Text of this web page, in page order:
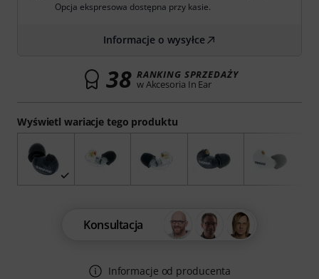
Wyświetl wariacje tego produktu
Opcja ekspresowa dostępna przy kasie.
Informacje o wysyłce
38 RANKING SPRZEDAŻY
w Akcesoria In Ear
Konsultacja
Informacje od producenta